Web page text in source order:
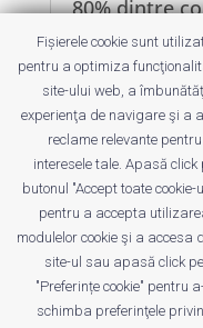
80% dintre
în 5 ani
Unite ale
studiu
profit Joan
Sesame
Despre noi
Fișierele cookie sunt
pentru a optimiza
site-ului web, a
experienţa de navigare şi a
reclame relevante pentru
interesele tale. Apasă click
butonul "Accept toate cookie-
pentru a accepta
modulelor cookie şi a accesa
site-ul sau apasă click pe
"Preferințe cookie" pentru
schimba preferinţele